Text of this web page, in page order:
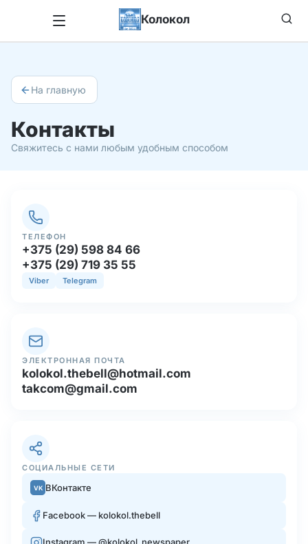
Колокол
На главную
Контакты
Свяжитесь с нами любым удобным способом
ТЕЛЕФОН
+375 (29) 598 84 66
+375 (29) 719 35 55
Viber Telegram
ЭЛЕКТРОННАЯ ПОЧТА
kolokol.thebell@hotmail.com
takcom@gmail.com
СОЦИАЛЬНЫЕ СЕТИ
VK ВКонтакте
Facebook — kolokol.thebell